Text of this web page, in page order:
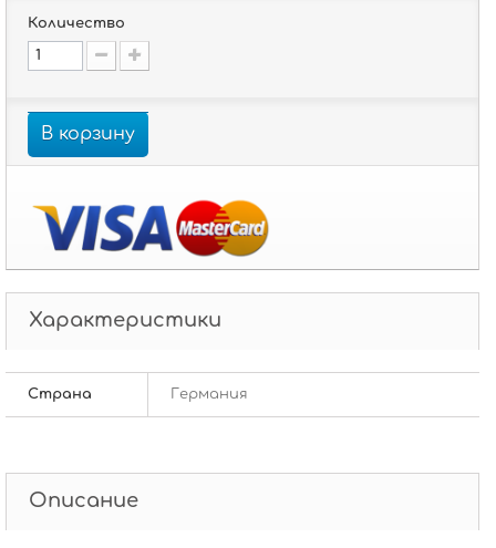
Количество
В корзину
Характеристики
Страна Германия
Описание